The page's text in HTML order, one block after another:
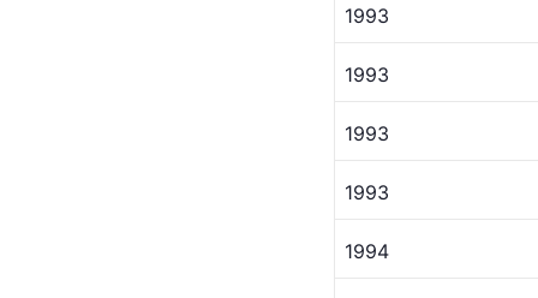
1993
1993
1993
1993
1994